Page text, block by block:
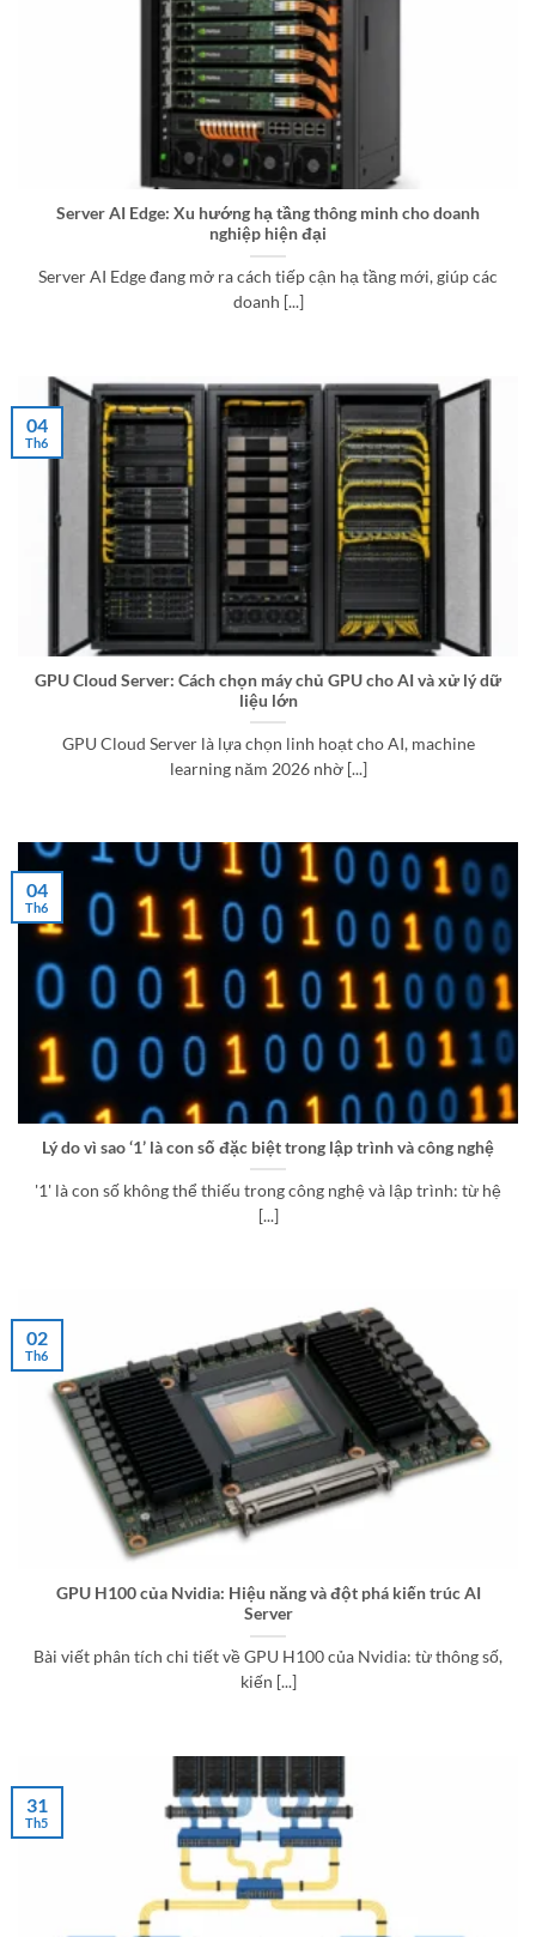
Server AI Edge: Xu hướng hạ tầng thông minh cho doanh
nghiệp hiện đại
Server AI Edge đang mở ra cách tiếp cận hạ tầng mới, giúp các
doanh [...]
GPU Cloud Server: Cách chọn máy chủ GPU cho AI và xử lý dữ
liệu lớn
GPU Cloud Server là lựa chọn linh hoạt cho AI, machine
learning năm 2026 nhờ [...]
04
Th6
Lý do vì sao ‘1’ là con số đặc biệt trong lập trình và công nghệ
'1' là con số không thể thiếu trong công nghệ và lập trình: từ hệ
[...]
04
Th6
GPU H100 của Nvidia: Hiệu năng và đột phá kiến trúc AI
Server
Bài viết phân tích chi tiết về GPU H100 của Nvidia: từ thông số,
kiến [...]
02
Th6
31
Th5